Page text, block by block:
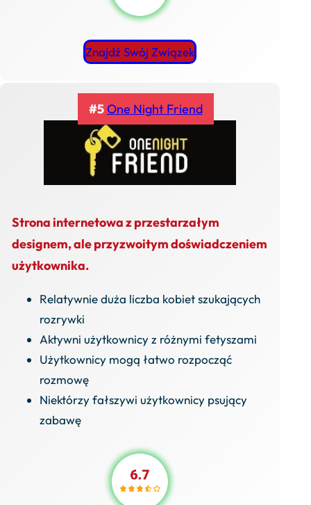
Znajdź Swój Związek
#5One Night Friend
Strona internetowa z przestarzałym
designem, ale przyzwoitym doświadczeniem
użytkownika.
Relatywnie duża liczba kobiet szukających
rozrywki
Aktywni użytkownicy z różnymi fetyszami
Użytkownicy mogą łatwo rozpocząć
rozmowę
Niektórzy fałszywi użytkownicy psujący
zabawę